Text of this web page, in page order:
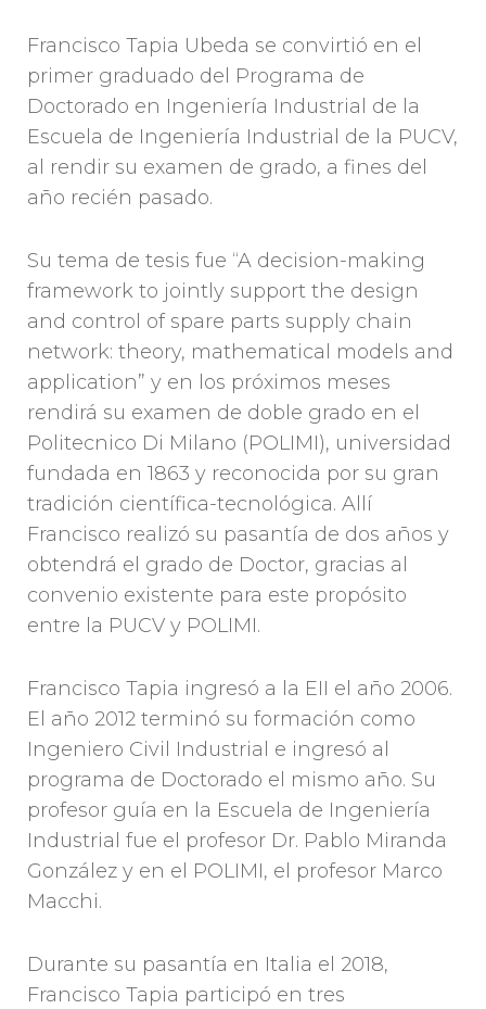
Francisco Tapia Ubeda se convirtió en el
primer graduado del Programa de
Doctorado en Ingeniería Industrial de la
Escuela de Ingeniería Industrial de la PUCV,
al rendir su examen de grado, a fines del
año recién pasado.
Su tema de tesis fue “A decision-making
framework to jointly support the design
and control of spare parts supply chain
network: theory, mathematical models and
application” y en los próximos meses
rendirá su examen de doble grado en el
Politecnico Di Milano (POLIMI), universidad
fundada en 1863 y reconocida por su gran
tradición científica-tecnológica. Allí
Francisco realizó su pasantía de dos años y
obtendrá el grado de Doctor, gracias al
convenio existente para este propósito
entre la PUCV y POLIMI.
Francisco Tapia ingresó a la EII el año 2006.
El año 2012 terminó su formación como
Ingeniero Civil Industrial e ingresó al
programa de Doctorado el mismo año. Su
profesor guía en la Escuela de Ingeniería
Industrial fue el profesor Dr. Pablo Miranda
González y en el POLIMI, el profesor Marco
Macchi.
Durante su pasantía en Italia el 2018,
Francisco Tapia participó en tres